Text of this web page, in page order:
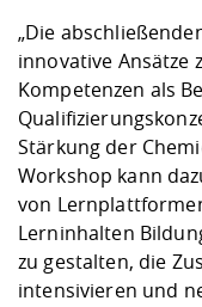
„Die
innovative Ansätze
Kompetenzen als
Stärkung der
Workshop kann
von
Lerninhalten
zu gestalten, die
intensivieren und